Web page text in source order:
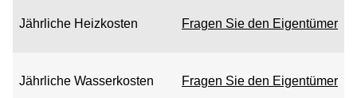
Jährliche Heizkosten Fragen Sie den Eigentümer
Jährliche Wasserkosten Fragen Sie den Eigentümer